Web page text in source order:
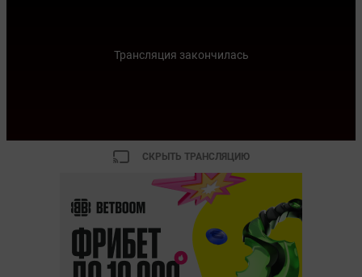
Трансляция закончилась
СКРЫТЬ ТРАНСЛЯЦИЮ